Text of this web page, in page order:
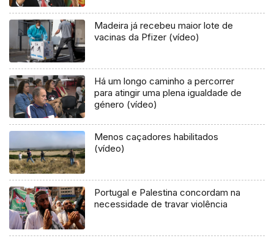
Madeira já recebeu maior lote de
vacinas da Pfizer (vídeo)
Há um longo caminho a percorrer
para atingir uma plena igualdade de
género (vídeo)
Menos caçadores habilitados
(vídeo)
Portugal e Palestina concordam na
necessidade de travar violência